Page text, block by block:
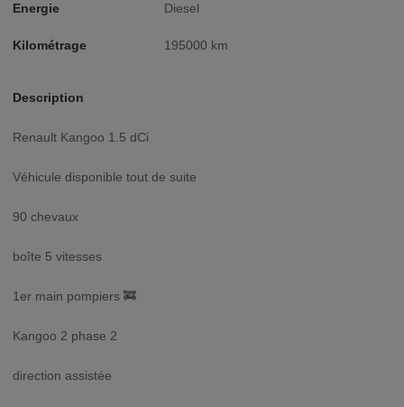
Energie Diesel
Kilométrage 195000 km
Description
Renault Kangoo 1.5 dCi
Véhicule disponible tout de suite
90 chevaux
boîte 5 vitesses
1er main pompiers 🚒
Kangoo 2 phase 2
direction assistée